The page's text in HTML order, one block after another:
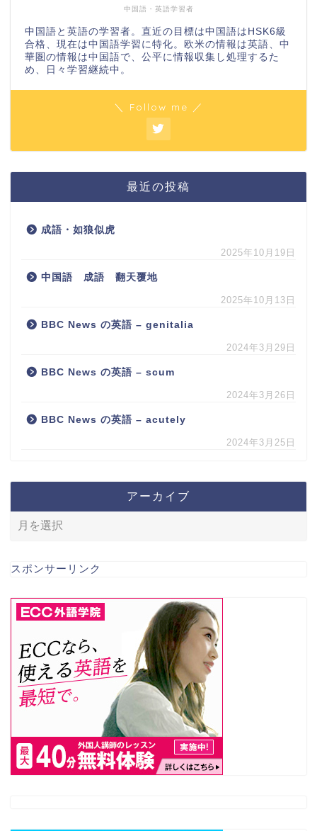
中国語・英語学習者
中国語と英語の学習者。直近の目標は中国語はHSK6級
合格、現在は中国語学習に特化。欧米の情報は英語、中
華圏の情報は中国語で、公平に情報収集し処理するた
め、日々学習継続中。
＼ Follow me ／
最近の投稿
成語・如狼似虎
2025年10月19日
中国語 成語 翻天覆地
2025年10月13日
BBC News の英語 – genitalia
2024年3月29日
BBC News の英語 – scum
2024年3月26日
BBC News の英語 – acutely
2024年3月25日
アーカイブ
スポンサーリンク